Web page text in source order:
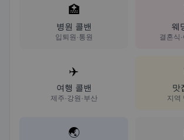
🏥
병원 콜밴
입퇴원·통원
웨
결혼식
✈️
여행 콜밴
제주·강원·부산
맛
지역
🌏